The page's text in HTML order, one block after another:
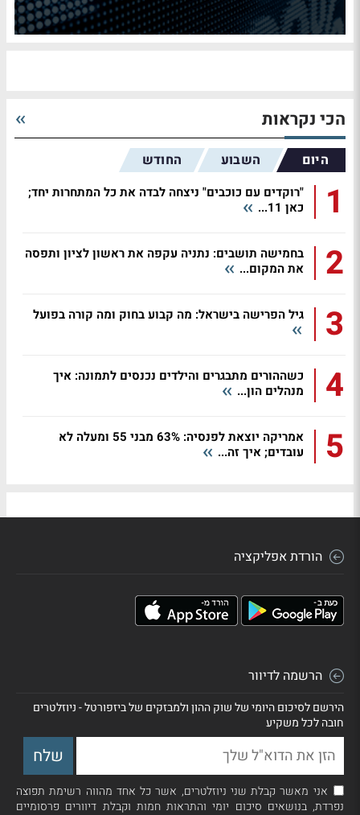
הכי נקראות
היום השבוע החודש
1
"רוקדים עם כוכבים" ניצחה לבדה את כל המתחרות יחד;
כאן 11...
2
בחמישה תושבים: נתניה עקפה את ראשון לציון ותפסה
את המקום...
3 גיל הפרישה בישראל: מה קבוע בחוק ומה קורה בפועל
4
כשההורים מתבגרים והילדים נכנסים לתמונה: איך
מנהלים הון...
5
אמריקה יוצאת לפנסיה: 63% מבני 55 ומעלה לא
עובדים; איך זה...
הורדת אפליקציה
הרשמה לדיוור
הירשם לסיכום היומי של שוק ההון ולמבזקים של ביזפורטל - ניוזלטרים
חובה לכל משקיע
אני מאשר קבלת שני ניוזלטרים, אשר כל אחד מהווה רשימת תפוצה
נפרדת, בנושאים סיכום יומי והתראות חמות וקבלת דיוורים פרסומיים